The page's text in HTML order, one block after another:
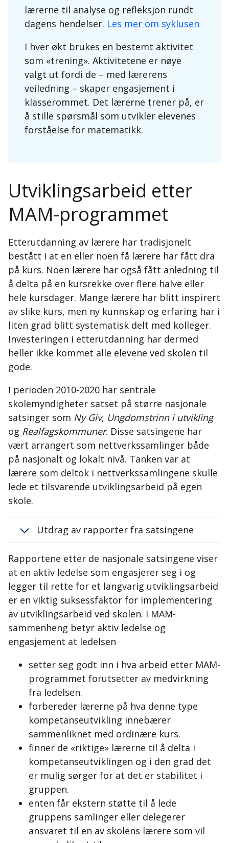
lærerne til analyse og refleksjon rundt
dagens hendelser. Les mer om syklusen
I hver økt brukes en bestemt aktivitet
som «trening». Aktivitetene er nøye
valgt ut fordi de – med lærerens
veiledning – skaper engasjement i
klasserommet. Det lærerne trener på, er
å stille spørsmål som utvikler elevenes
forståelse for matematikk.
Utviklingsarbeid etter
MAM-programmet
Etterutdanning av lærere har tradisjonelt
bestått i at en eller noen få lærere har fått dra
på kurs. Noen lærere har også fått anledning til
å delta på en kursrekke over flere halve eller
hele kursdager. Mange lærere har blitt inspirert
av slike kurs, men ny kunnskap og erfaring har i
liten grad blitt systematisk delt med kolleger.
Investeringen i etterutdanning har dermed
heller ikke kommet alle elevene ved skolen til
gode.
I perioden 2010-2020 har sentrale
skolemyndigheter satset på større nasjonale
satsinger som Ny Giv, Ungdomstrinn i utvikling
og Realfagskommuner. Disse satsingene har
vært arrangert som nettverkssamlinger både
på nasjonalt og lokalt nivå. Tanken var at
lærere som deltok i nettverkssamlingene skulle
lede et tilsvarende utviklingsarbeid på egen
skole.
Utdrag av rapporter fra satsingene
Rapportene etter de nasjonale satsingene viser
at en aktiv ledelse som engasjerer seg i og
legger til rette for et langvarig utviklingsarbeid
er en viktig suksessfaktor for implementering
av utviklingsarbeid ved skolen. I MAM-
sammenheng betyr aktiv ledelse og
engasjement at ledelsen
setter seg godt inn i hva arbeid etter MAM-
programmet forutsetter av medvirkning
fra ledelsen.
forbereder lærerne på hva denne type
kompetanseutvikling innebærer
sammenliknet med ordinære kurs.
finner de «riktige» lærerne til å delta i
kompetanseutviklingen og i den grad det
er mulig sørger for at det er stabilitet i
gruppen.
enten får ekstern støtte til å lede
gruppens samlinger eller delegerer
ansvaret til en av skolens lærere som vil